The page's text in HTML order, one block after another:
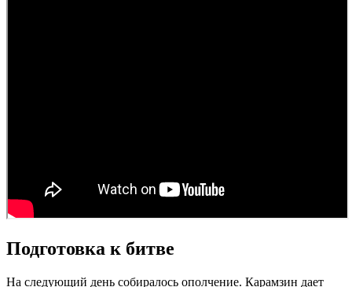
Подготовка к битве
На следующий день собиралось ополчение. Карамзин дает